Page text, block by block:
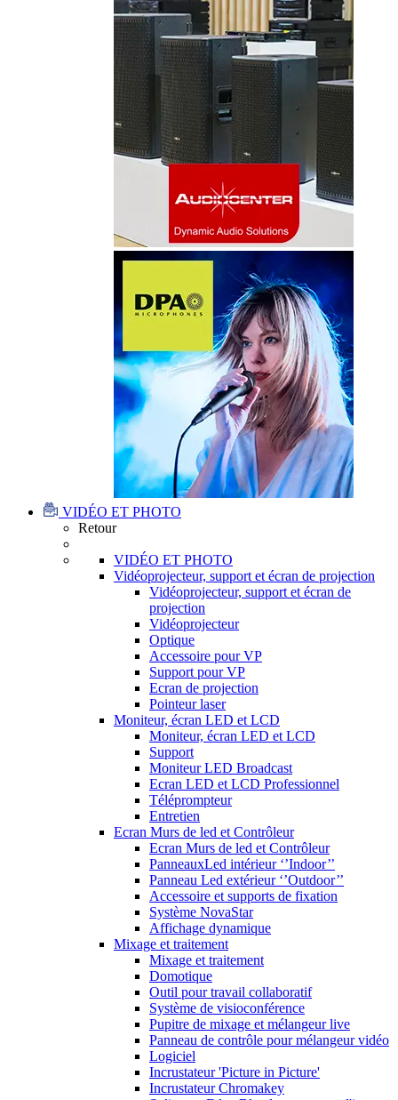
VIDÉO ET PHOTO
Retour
VIDÉO ET PHOTO
Vidéoprojecteur, support et écran de projection
Vidéoprojecteur, support et écran de
projection
Vidéoprojecteur
Optique
Accessoire pour VP
Support pour VP
Ecran de projection
Pointeur laser
Moniteur, écran LED et LCD
Moniteur, écran LED et LCD
Support
Moniteur LED Broadcast
Ecran LED et LCD Professionnel
Téléprompteur
Entretien
Ecran Murs de led et Contrôleur
Ecran Murs de led et Contrôleur
PanneauxLed intérieur ‘’Indoor’’
Panneau Led extérieur ‘’Outdoor’’
Accessoire et supports de fixation
Système NovaStar
Affichage dynamique
Mixage et traitement
Mixage et traitement
Domotique
Outil pour travail collaboratif
Système de visioconférence
Pupitre de mixage et mélangeur live
Panneau de contrôle pour mélangeur vidéo
Logiciel
Incrustateur 'Picture in Picture'
Incrustateur Chromakey